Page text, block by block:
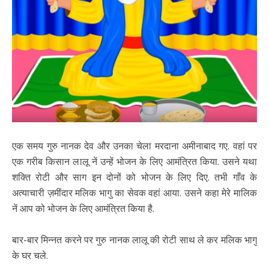
एक समय गुरु नानक देव और उनका चेला मरदाना अमीनाबाद गए. वहां पर
एक गरीब किसान लालू नें उन्हें भोजन के लिए आमंत्रित किया. उसने यथा
शक्ति रोटी और साग इन दोनों को भोजन के लिए दिए. तभी गाँव के
अत्याचारी ज़मींदार मलिक भागु का सेवक वहां आया. उसने कहा मेरे मालिक
नें आप को भोजन के लिए आमंत्रित किया है.
बार-बार मिन्नत करने पर गुरु नानक लालू की रोटी साथ ले कर मलिक भागु
के घर चले.